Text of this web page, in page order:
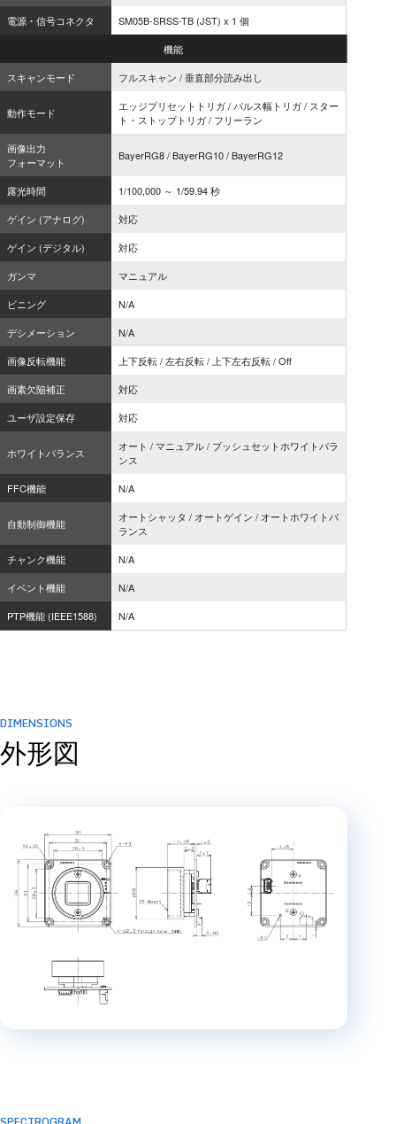
電源・信号コネクタ
SM05B-SRSS-TB (JST) x 1 個
機能
スキャンモード
フルスキャン / 垂直部分読み出し
動作モード
エッジプリセットトリガ / パルス幅トリガ / スター
ト・ストップトリガ / フリーラン
画像出力
フォーマット
BayerRG8 / BayerRG10 / BayerRG12
露光時間
1/100,000 ～ 1/59.94 秒
ゲイン (アナログ)
対応
ゲイン (デジタル)
対応
ガンマ
マニュアル
ビニング
N/A
デシメーション
N/A
画像反転機能
上下反転 / 左右反転 / 上下左右反転 / Off
画素欠陥補正
対応
ユーザ設定保存
対応
ホワイトバランス
オート / マニュアル / プッシュセットホワイトバラ
ンス
FFC機能
N/A
自動制御機能
オートシャッタ / オートゲイン / オートホワイトバ
ランス
チャンク機能
N/A
イベント機能
N/A
PTP機能 (IEEE1588)
N/A
DIMENSIONS
外形図